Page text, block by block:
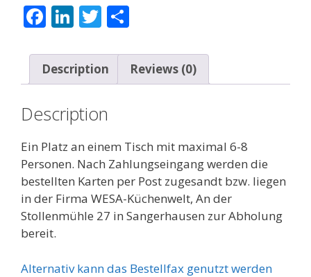
F
ac
e
b
o
o
k
Li
n
k
e
dI
n
T
w
itt
er
le
n
Description Reviews (0)
Description
Ein Platz an einem Tisch mit maximal 6-8
Personen. Nach Zahlungseingang werden die
bestellten Karten per Post zugesandt bzw. liegen
in der Firma WESA-Küchenwelt, An der
Stollenmühle 27 in Sangerhausen zur Abholung
bereit.
Alternativ kann das Bestellfax genutzt werden